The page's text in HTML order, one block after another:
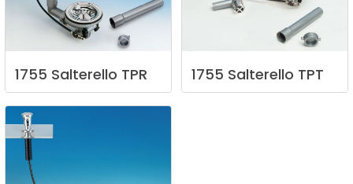
1755 Salterello TPR 1755 Salterello TPT